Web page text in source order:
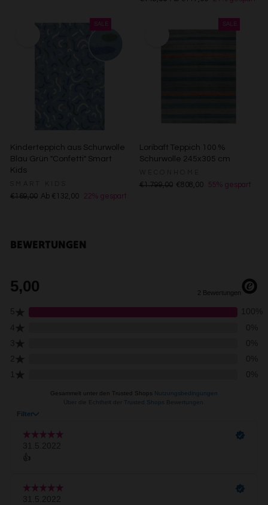
Kinderteppich aus Schurwolle
Blau Grün "Confetti" Smart
Kids
€169,00 Ab €132,00 22% gespart
Loribaft Teppich 100 %
Schurwolle 245x305 cm
€1.799,00 €808,00 55% gespart
BEWERTUNGEN
Verwendung reduzierter Daten zur Auswahl von
Erstellung von Profilen für personalisierte Werbung
Entwicklung und Verbesserung der Angebote
Besondere Features:
Endgeräteeigenschaften zur Identifikation aktiv abfragen